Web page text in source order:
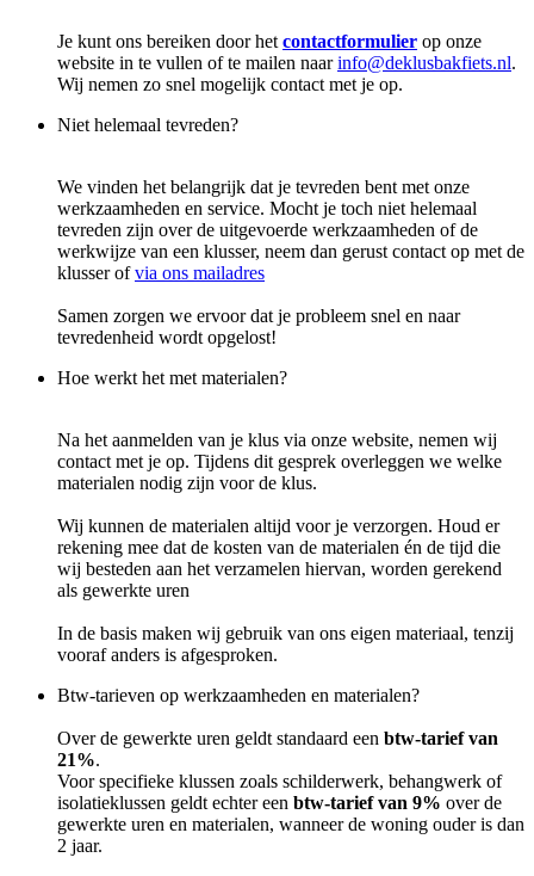
Je kunt ons bereiken door het contactformulier op onze
website in te vullen of te mailen naarinfo@deklusbakfiets.nl.
Wij nemen zo snel mogelijk contact met je op.
Niet helemaal tevreden?
We vinden het belangrijk dat je tevreden bent met onze
werkzaamheden en service. Mocht je toch niet helemaal
tevreden zijn over de uitgevoerde werkzaamheden of de
werkwijze van een klusser, neem dan gerust contact op met de
klusser ofvia ons mailadres
Samen zorgen we ervoor dat je probleem snel en naar
tevredenheid wordt opgelost!
Hoe werkt het met materialen?
Na het aanmelden van je klus via onze website, nemen wij
contact met je op. Tijdens dit gesprek overleggen we welke
materialen nodig zijn voor de klus.
Wij kunnen de materialen altijd voor je verzorgen. Houd er
rekening mee dat de kosten van de materialen én de tijd die
wij besteden aan het verzamelen hiervan, worden gerekend
als gewerkte uren
In de basis maken wij gebruik van ons eigen materiaal, tenzij
vooraf anders is afgesproken.
Btw-tarieven op werkzaamheden en materialen?
Over de gewerkte uren geldt standaard een btw-tarief van
21%.
Voor specifieke klussen zoals schilderwerk, behangwerk of
isolatieklussen geldt echter een btw-tarief van 9% over de
gewerkte uren en materialen, wanneer de woning ouder is dan
2 jaar.